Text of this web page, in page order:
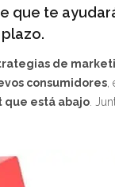
que te
de
consumidores
que está abajo .